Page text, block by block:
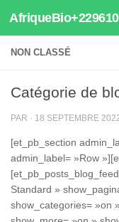
Au dessous du
NON CLASSÉ
Catégorie de
PAR · 18 SEPTEMBRE
[et_pb_section
admin_label= »Row
Standard »
show_categories= »on